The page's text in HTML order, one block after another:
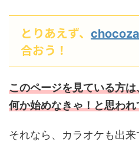
とりあえず、
合おう！
このページを見ている方
何か始めなきゃ！と思わ
それなら、カラオケも出来